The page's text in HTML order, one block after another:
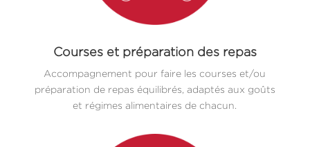
Courses et préparation des repas
Accompagnement pour faire les courses et/ou
préparation de repas équilibrés, adaptés aux goûts
et régimes alimentaires de chacun.